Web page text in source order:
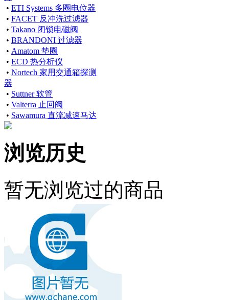
• ETI Systems 多圈电位器
• FACET 反冲洗过滤器
• Takano 闭锁电磁阀
• BRANDONI 过滤器
• Amatom 垫圈
• ECD 热分析仪
• Nortech 家用交通箱探测
器
• Suttner 软管
• Valterra 止回阀
• Sawamura 直流减速马达
浏览历史
暂无浏览过的商品